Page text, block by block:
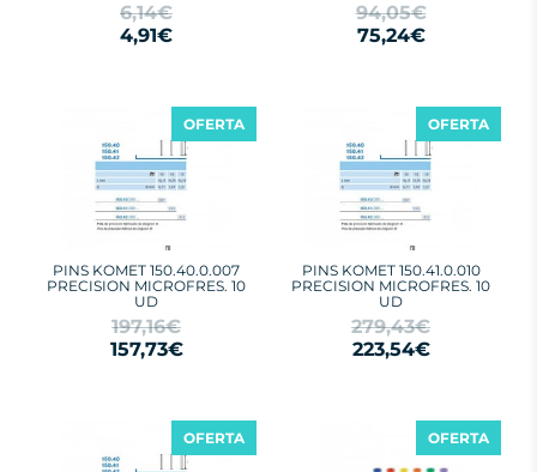
6,14€
4,91€
94,05€
75,24€
PINS KOMET 150.40.0.007
PRECISION MICROFRES. 10
UD
197,16€
157,73€
OFERTA
PINS KOMET 150.41.0.010
PRECISION MICROFRES. 10
UD
279,43€
223,54€
OFERTA
OFERTA OFERTA